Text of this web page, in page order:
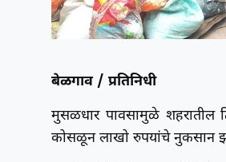
बेळगाव / प्रतिनिधी
मुसळधार पावसामुळे
कोसळून लाखो रुपयांचे नुकसान